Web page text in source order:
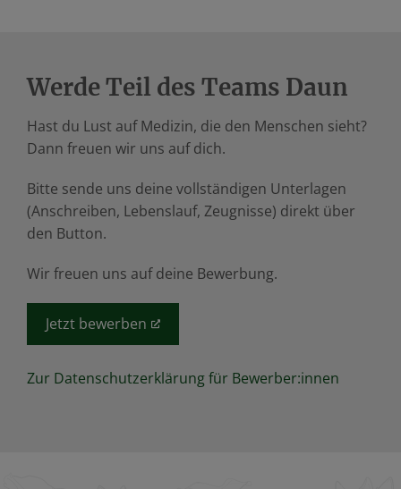
Werde Teil des Teams Daun
Hast du Lust auf Medizin, die den Menschen sieht?
Dann freuen wir uns auf dich.
Bitte sende uns deine vollständigen Unterlagen
(Anschreiben, Lebenslauf, Zeugnisse) direkt über
den Button.
Wir freuen uns auf deine Bewerbung.
Jetzt bewerben
Zur Datenschutzerklärung für Bewerber:innen